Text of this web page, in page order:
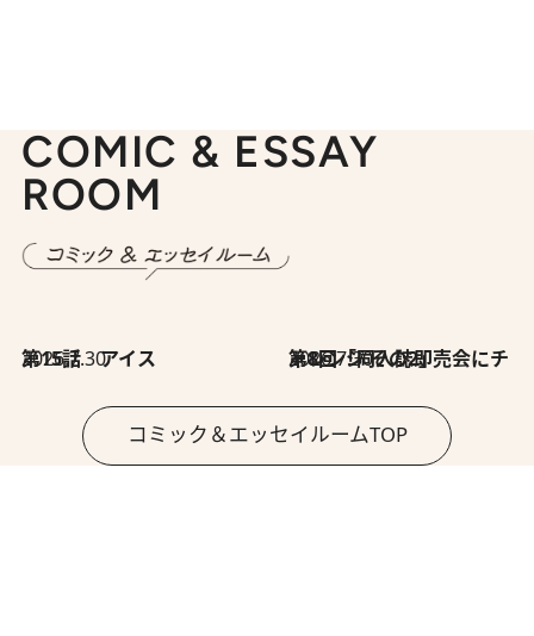
COMIC & ESSAY
ROOM
2026.7.30
第15話 アイス 2026.7.30
第8回「同人誌即売会にチャレンジ その2」
コミック＆エッセイルームTOP